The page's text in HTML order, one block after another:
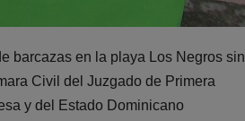
barcazas en la playa Los Negros sin
Civil del Juzgado de Primera
y del Estado Dominicano